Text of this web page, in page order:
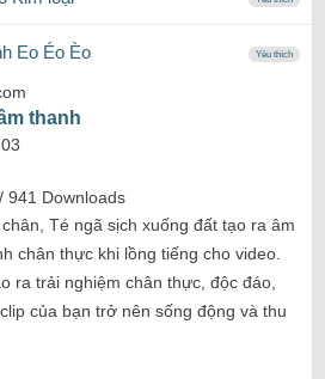
Eo Éo Èo Yêu thích
thanh
941 Downloads
Té ngã sịch xuống đất tạo ra âm
chân thực khi lồng tiếng cho video.
ra trải nghiệm chân thực, độc đáo,
của bạn trở nên sống động và thu